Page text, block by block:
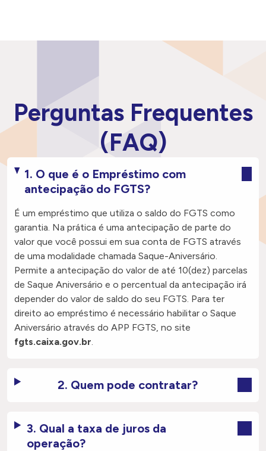
PerguntasFrequentes
(FAQ)
1. O que é o Empréstimo com
antecipação do FGTS?
É um empréstimo que utiliza o saldo do FGTS como
garantia. Na prática é uma antecipação de parte do
valor que você possui em sua conta de FGTS através
de uma modalidade chamada Saque-Aniversário.
Permite a antecipação do valor de até 10(dez) parcelas
de Saque Aniversário e o percentual da antecipação irá
depender do valor de saldo do seu FGTS. Para ter
direito ao empréstimo é necessário habilitar o Saque
Aniversário através do APP FGTS, no site
fgts.caixa.gov.br.
2. Quem pode contratar?
3. Qual a taxa de juros da
operação?